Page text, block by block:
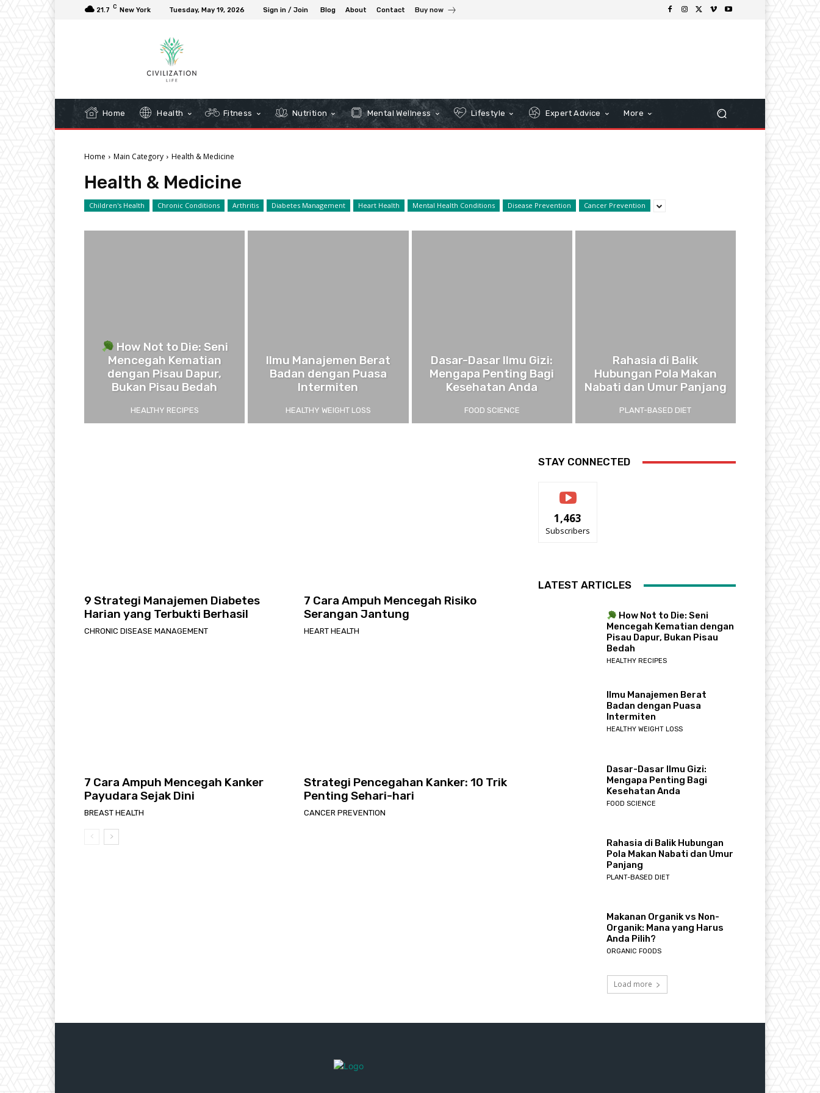
21.7 C New York Tuesday, May 19, 2026 Sign in / Join Blog About Contact Buy now
Home Health Fitness Nutrition Mental Wellness Lifestyle Expert Advice More
Home Main Category Health & Medicine
Health & Medicine
Children's Health Chronic Conditions Arthritis Diabetes Management Heart Health Mental Health Conditions Disease Prevention Cancer Prevention
How Not to Die: Seni
Mencegah Kematian
dengan Pisau Dapur,
Bukan Pisau Bedah
HEALTHY RECIPES
Ilmu Manajemen Berat
Badan dengan Puasa
Intermiten
HEALTHY WEIGHT LOSS
Dasar-Dasar Ilmu Gizi:
Mengapa Penting Bagi
Kesehatan Anda
FOOD SCIENCE
Rahasia di Balik
Hubungan Pola Makan
Nabati dan Umur Panjang
PLANT-BASED DIET
9 Strategi Manajemen Diabetes
Harian yang Terbukti Berhasil
CHRONIC DISEASE MANAGEMENT
7 Cara Ampuh Mencegah Risiko
Serangan Jantung
HEART HEALTH
7 Cara Ampuh Mencegah Kanker
Payudara Sejak Dini
BREAST HEALTH
Strategi Pencegahan Kanker: 10 Trik
Penting Sehari-hari
CANCER PREVENTION
STAY CONNECTED
1,463
Subscribers
LATEST ARTICLES
How Not to Die: Seni
Mencegah Kematian dengan
Pisau Dapur, Bukan Pisau
Bedah
HEALTHY RECIPES
Ilmu Manajemen Berat
Badan dengan Puasa
Intermiten
HEALTHY WEIGHT LOSS
Dasar-Dasar Ilmu Gizi:
Mengapa Penting Bagi
Kesehatan Anda
FOOD SCIENCE
Rahasia di Balik Hubungan
Pola Makan Nabati dan Umur
Panjang
PLANT-BASED DIET
Makanan Organik vs Non-
Organik: Mana yang Harus
Anda Pilih?
ORGANIC FOODS
Load more